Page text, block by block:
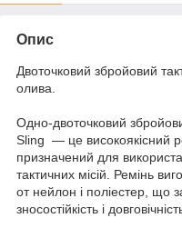
Опис
Двоточковий збройовий
олива.
Одно-двоточковий
Sling — це високоякісний
призначений для
тактичних місій. Ремінь
от нейлон і поліестер, що
зносостійкість і